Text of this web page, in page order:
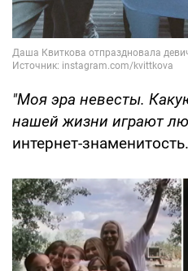
"Моя эра невесты.
нашей жизни играют
интернет-знаменитость.